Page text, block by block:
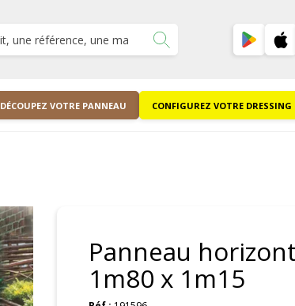
DÉCOUPEZ VOTRE PANNEAU CONFIGUREZ VOTRE DRESSING
Panneau
1m80 x 1m15